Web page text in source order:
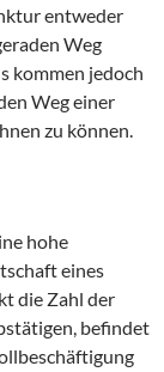
entweder
Weg
kommen jedoch
Weg einer
zu können.
hohe
eines
die Zahl der
befindet